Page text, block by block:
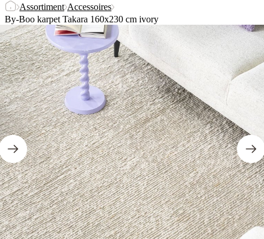
Assortiment Accessoires
By-Boo karpet Takara 160x230 cm ivory